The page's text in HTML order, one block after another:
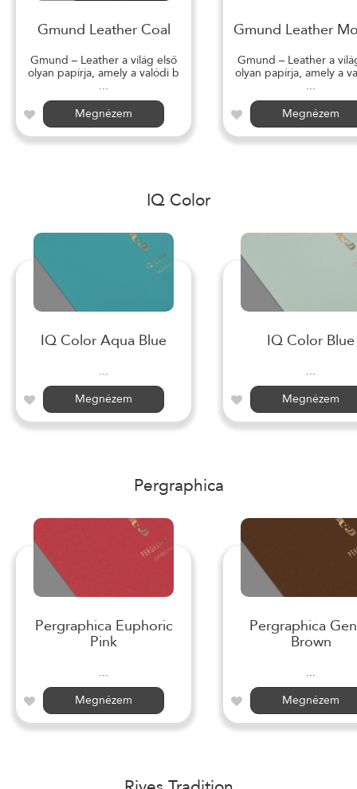
Gmund Leather Coal
Gmund – Leather a világ első
olyan papírja, amely a valódi b
...
Megnézem
Gmund Leather
Gmund – Leather a
olyan papírja, amely a
...
Megnézem
IQ Color
IQ Color Aqua Blue
...
Megnézem
IQ Color Blue
...
Megnézem
Pergraphica
Pergraphica Euphoric
Pink
...
Megnézem
Pergraphica
Brown
...
Megnézem